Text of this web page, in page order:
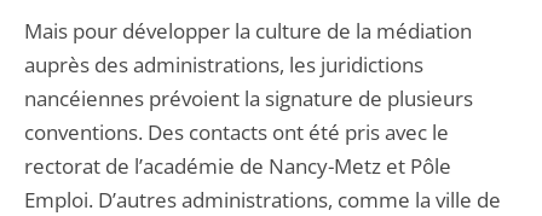
Mais pour développer la culture de la médiation
auprès des administrations, les juridictions
nancéiennes prévoient la signature de plusieurs
conventions. Des contacts ont été pris avec le
rectorat de l’académie de Nancy-Metz et Pôle
Emploi. D’autres administrations, comme la ville de